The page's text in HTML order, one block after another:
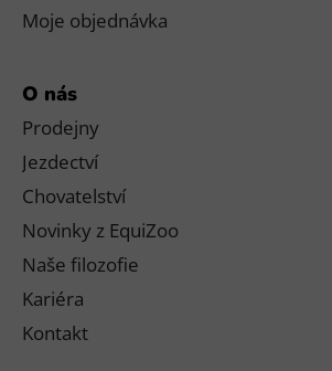
Moje objednávka
O nás
Prodejny
Jezdectví
Chovatelství
Novinky z EquiZoo
Naše filozofie
Kariéra
Kontakt